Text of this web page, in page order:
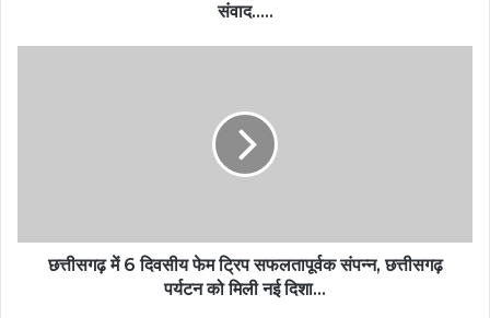
संवाद…..
छत्तीसगढ़ में 6 दिवसीय फेम ट्रिप सफलतापूर्वक संपन्न, छत्तीसगढ़
पर्यटन को मिली नई दिशा…